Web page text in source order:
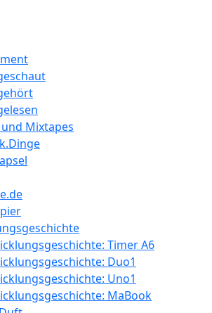
Mixtapes
Timer A6
Duo1
Uno1
MaBook